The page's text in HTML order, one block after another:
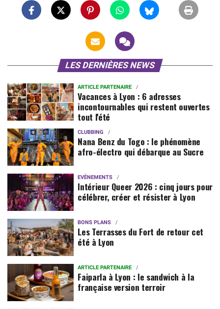
LES DERNIÈRES NEWS
ARTICLE PARTENAIRE
Vacances à Lyon : 6 adresses
incontournables qui restent ouvertes
tout l'été
CLUBBING
Nana Benz du Togo : le phénomène
afro-électro qui débarque au Sucre
EVÈNEMENTS
Intérieur Queer 2026 : cinq jours pour
célébrer, créer et résister à Lyon
BONS PLANS
Les Terrasses du Fort de retour cet
été à Lyon
ARTICLE PARTENAIRE
Faiparla à Lyon : le sandwich à la
française version terroir